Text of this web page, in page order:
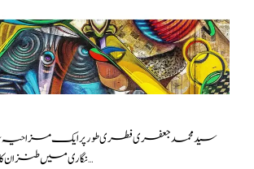
سید محمد جعفری فطری طور پر ایک
نگاری میں طنز ان کا خاصا تھا ویسے بھی …